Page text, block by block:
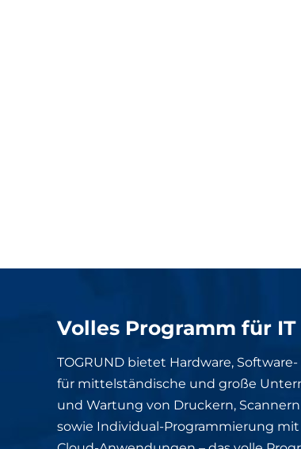
Volles Programm für
TOGRUND bietet Hardware,
für mittelständische und große
und Wartung von Druckern,
sowie Individual-Programmierung